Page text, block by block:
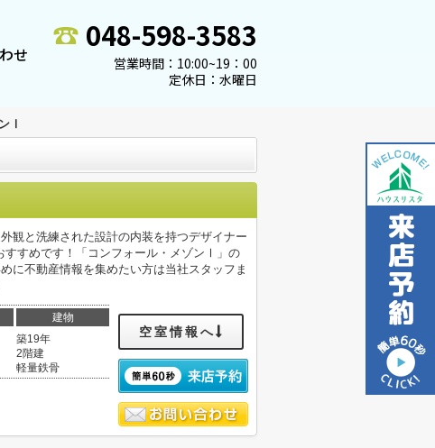
せ
048-598-3583
営業時間：10:00~19：00
定休日：水曜日
Ⅰ
観と洗練された設計の内装を持つデザイナー
すすめです！「コンフォール・メゾンⅠ」の
に不動産情報を集めたい方は当社スタッフま
建物
築19年
2階建
軽量鉄骨
空室情報へ